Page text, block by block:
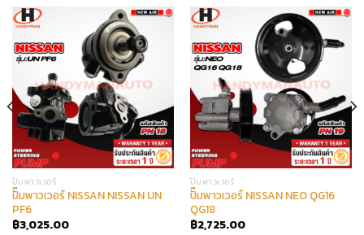
ปั๊มพาวเวอร์
ปั๊มพาวเวอร์ NISSAN NISSAN UN
PF6
฿3,025.00
ปั๊มพาวเวอร์
ปั๊มพาวเวอร์ NISSAN NEO QG16
QG18
฿2,725.00